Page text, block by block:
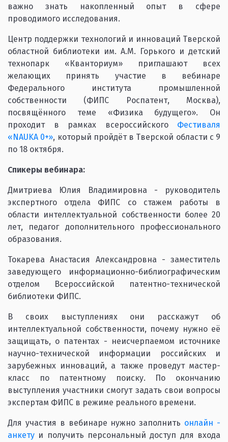
важно знать накопленный опыт в сфере
проводимого исследования.
Центр поддержки технологий и инноваций Тверской
областной библиотеки им. А.М. Горького и детский
технопарк «Кванториум» приглашают всех
желающих принять участие в вебинаре
Федерального института промышленной
собственности (ФИПС Роспатент, Москва),
посвящённого теме «Физика будущего». Он
проходит в рамках всероссийского Фестиваля
«NAUKA 0+», который пройдёт в Тверской области с 9
по 18 октября.
Спикеры вебинара:
Дмитриева Юлия Владимировна - руководитель
экспертного отдела ФИПС со стажем работы в
области интеллектуальной собственности более 20
лет, педагог дополнительного профессионального
образования.
Токарева Анастасия Александровна - заместитель
заведующего информационно-библиографическим
отделом Всероссийской патентно-технической
библиотеки ФИПС.
В своих выступлениях они расскажут об
интеллектуальной собственности, почему нужно её
защищать, о патентах - неисчерпаемом источнике
научно-технической информации российских и
зарубежных инноваций, а также проведут мастер-
класс по патентному поиску. По окончанию
выступления участники смогут задать свои вопросы
экспертам ФИПС в режиме реального времени.
Для участия в вебинаре нужно заполнить онлайн -
анкету и получить персональный доступ для входа